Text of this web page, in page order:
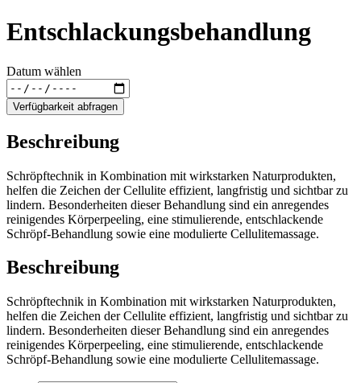
Entschlackungsbehandlung
Datum wählen
Verfügbarkeit abfragen
Beschreibung
Schröpftechnik in Kombination mit wirkstarken Naturprodukten,
helfen die Zeichen der Cellulite effizient, langfristig und sichtbar zu
lindern. Besonderheiten dieser Behandlung sind ein anregendes
reinigendes Körperpeeling, eine stimulierende, entschlackende
Schröpf-Behandlung sowie eine modulierte Cellulitemassage.
Beschreibung
Schröpftechnik in Kombination mit wirkstarken Naturprodukten,
helfen die Zeichen der Cellulite effizient, langfristig und sichtbar zu
lindern. Besonderheiten dieser Behandlung sind ein anregendes
reinigendes Körperpeeling, eine stimulierende, entschlackende
Schröpf-Behandlung sowie eine modulierte Cellulitemassage.